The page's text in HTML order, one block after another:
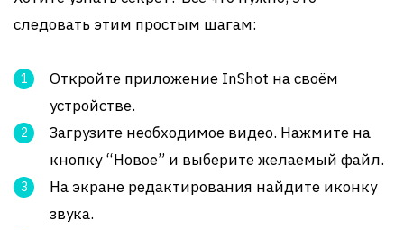
следовать этим простым шагам:
Откройте приложение InShot на своём
устройстве.
Загрузите необходимое видео. Нажмите на
кнопку “Новое” и выберите желаемый файл.
На экране редактирования найдите иконку
звука.